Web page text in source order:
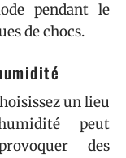
pendant le
de chocs.
un lieu
peut
des